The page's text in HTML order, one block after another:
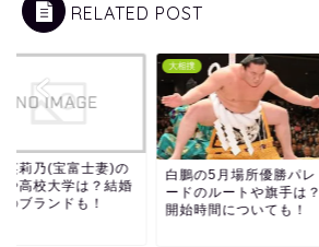
RELATED POST
英莉乃(宝富士妻)の
や高校大学は？結婚
のブランドも！
大相撲
白鵬の5月場所優勝パレ
ードのルートや旗手は？
開始時間についても！